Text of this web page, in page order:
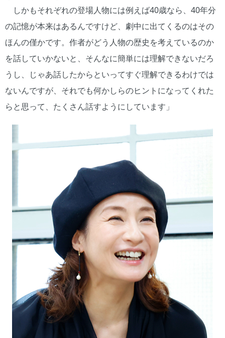
しかもそれぞれの登場人物には例えば40歳なら、40年分
の記憶が本来はあるんですけど、劇中に出てくるのはその
ほんの僅かです。作者がどう人物の歴史を考えているのか
を話していかないと、そんなに簡単には理解できないだろ
うし、じゃあ話したからといってすぐ理解できるわけでは
ないんですが、それでも何かしらのヒントになってくれた
らと思って、たくさん話すようにしています」